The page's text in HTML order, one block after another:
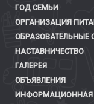
ГОД СЕМЬИ
ОРГАНИЗАЦИЯ
ОБРАЗОВАТЕЛЬНЫЕ
НАСТАВНИЧЕСТВО
ГАЛЕРЕЯ
ОБЪЯВЛЕНИЯ
ИНФОРМАЦИОННАЯ